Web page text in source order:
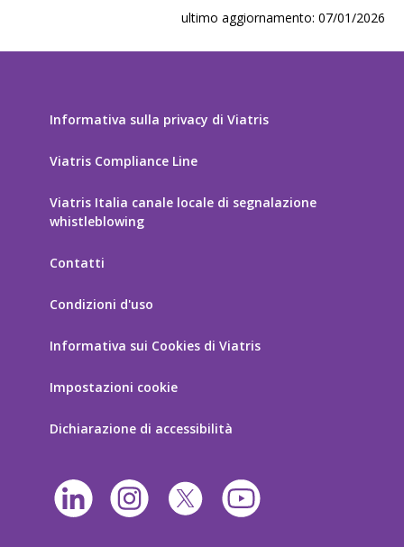
ultimo aggiornamento: 07/01/2026
Informativa sulla privacy di Viatris
Viatris Compliance Line
Viatris Italia canale locale di segnalazione
whistleblowing
Contatti
Condizioni d'uso
Informativa sui Cookies di Viatris
Impostazioni cookie
Dichiarazione di accessibilità